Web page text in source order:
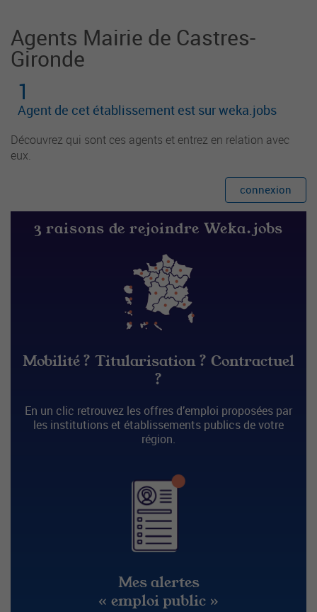
Agents Mairie de Castres-
Gironde
1
Agent de cet établissement est sur weka.jobs
Découvrez qui sont ces agents et entrez en relation avec
eux.
connexion
3 raisons de rejoindre Weka.jobs
Mobilité ? Titularisation ? Contractuel
?
En un clic retrouvez les offres d’emploi proposées par
les institutions et établissements publics de votre
région.
Mes alertes
« emploi public »